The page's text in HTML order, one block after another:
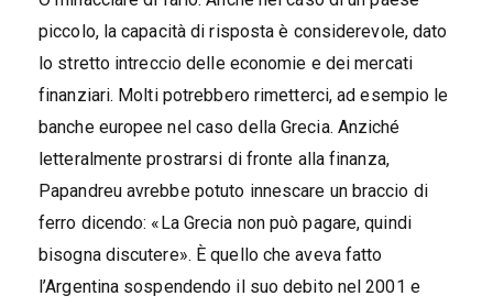
piccolo, la capacità di risposta è considerevole, dato
lo stretto intreccio delle economie e dei mercati
finanziari. Molti potrebbero rimetterci, ad esempio le
banche europee nel caso della Grecia. Anziché
letteralmente prostrarsi di fronte alla finanza,
Papandreu avrebbe potuto innescare un braccio di
ferro dicendo: «La Grecia non può pagare, quindi
bisogna discutere». È quello che aveva fatto
l’Argentina sospendendo il suo debito nel 2001 e